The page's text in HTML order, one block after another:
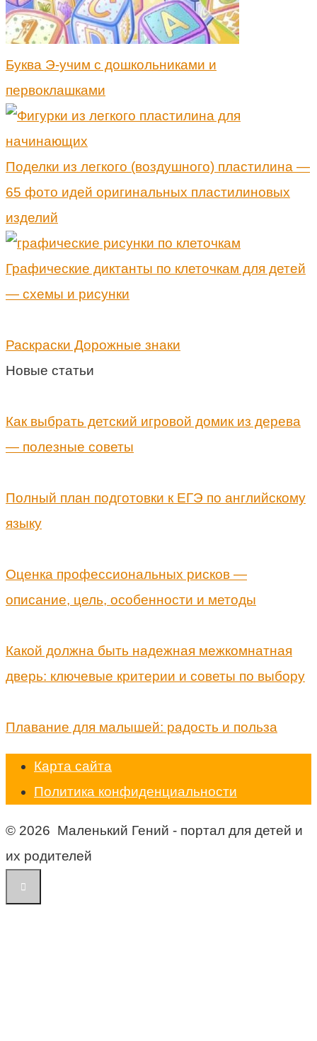
Буква Э-учим с дошкольниками и
первоклашками
Поделки из легкого (воздушного) пластилина —
65 фото идей оригинальных пластилиновых
изделий
Графические диктанты по клеточкам для детей
— схемы и рисунки
Раскраски Дорожные знаки
Новые статьи
Как выбрать детский игровой домик из дерева
— полезные советы
Полный план подготовки к ЕГЭ по английскому
языку
Оценка профессиональных рисков —
описание, цель, особенности и методы
Какой должна быть надежная межкомнатная
дверь: ключевые критерии и советы по выбору
Плавание для малышей: радость и польза
Карта сайта
Политика конфиденциальности
© 2026 Маленький Гений - портал для детей и
их родителей